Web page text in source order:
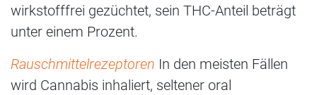
wirkstofffrei gezüchtet, sein THC-Anteil beträgt
unter einem Prozent.
Rauschmittelrezeptoren In den meisten Fällen
wird Cannabis inhaliert, seltener oral